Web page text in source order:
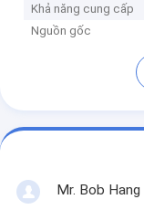
Khả năng cung cấp
Nguồn gốc
Mr. Bob Hang